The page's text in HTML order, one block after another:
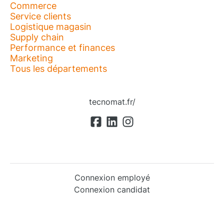
Commerce
Service clients
Logistique magasin
Supply chain
Performance et finances
Marketing
Tous les départements
tecnomat.fr/
Connexion employé
Connexion candidat